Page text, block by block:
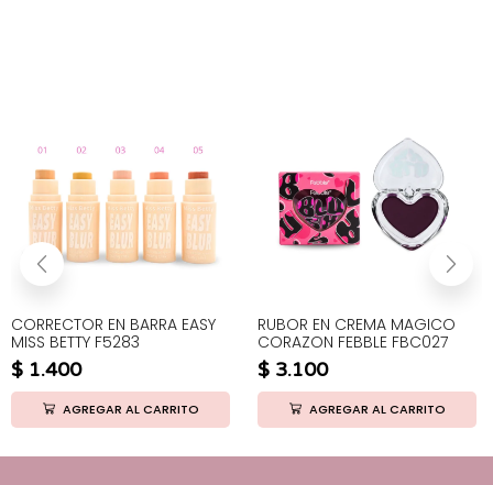
CORRECTOR EN BARRA EASY
MISS BETTY F5283
$ 1.400
AGREGAR AL CARRITO
RUBOR EN CREMA MAGICO
CORAZON FEBBLE FBC027
$ 3.100
AGREGAR AL CARRITO